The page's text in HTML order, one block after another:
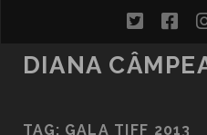
twitter
DIANA
TAG: GALA TIFF 2013